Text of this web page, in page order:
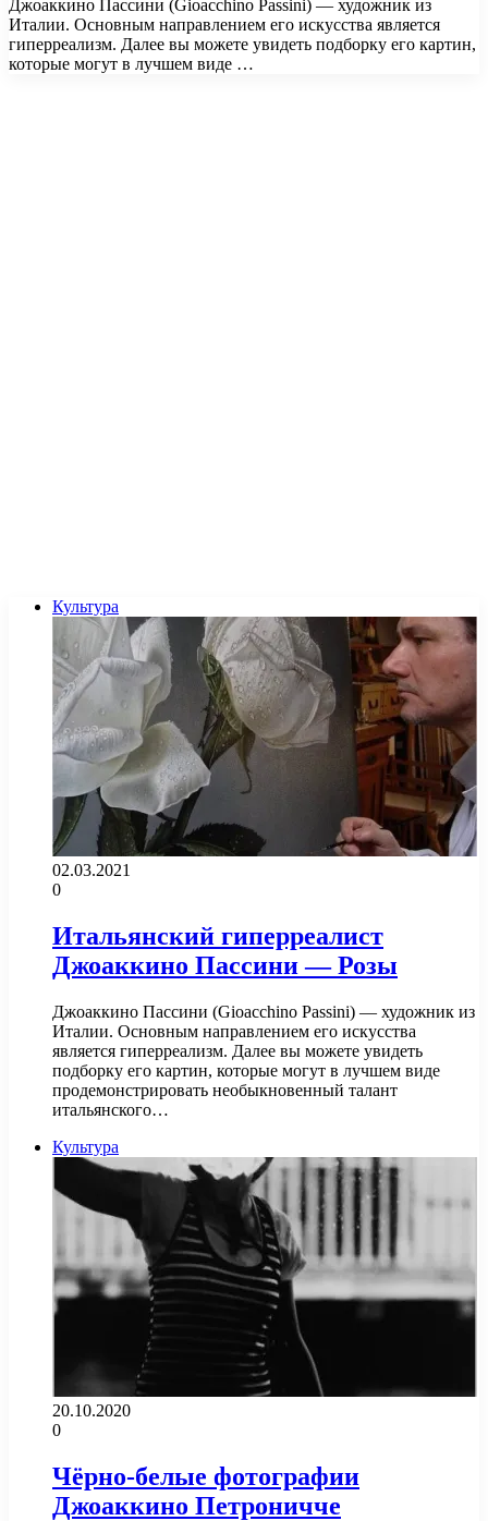
Джоаккино Пассини (Gioacchino Passini) — художник из
Италии. Основным направлением его искусства является
гиперреализм. Далее вы можете увидеть подборку его картин,
которые могут в лучшем виде …
Культура
02.03.2021
0
Итальянский гиперреалист
Джоаккино Пассини — Розы
Джоаккино Пассини (Gioacchino Passini) — художник из
Италии. Основным направлением его искусства
является гиперреализм. Далее вы можете увидеть
подборку его картин, которые могут в лучшем виде
продемонстрировать необыкновенный талант
итальянского…
Культура
20.10.2020
0
Чёрно-белые фотографии
Джоаккино Петроничче